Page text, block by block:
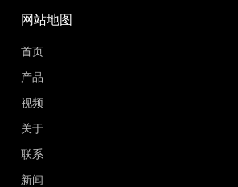
网站地图
首页
产品
视频
关于
联系
新闻